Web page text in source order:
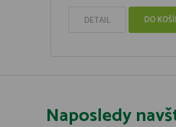
DETAIL DO
Naposledy